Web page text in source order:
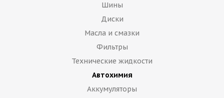
Шины
Диски
Масла и смазки
Фильтры
Технические жидкости
Автохимия
Аккумуляторы